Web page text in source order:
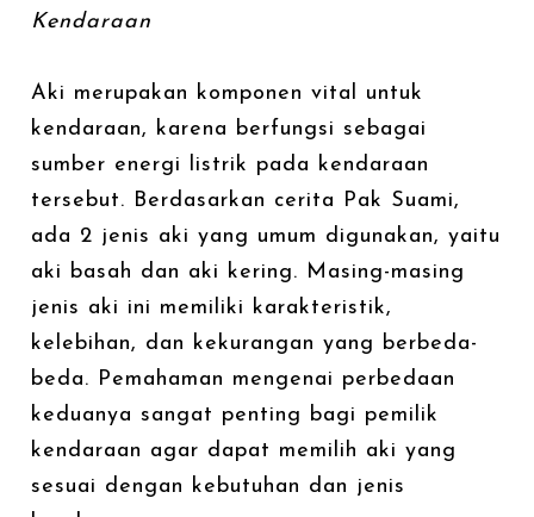
Kendaraan
Aki merupakan komponen vital untuk
kendaraan, karena berfungsi sebagai
sumber energi listrik pada kendaraan
tersebut. Berdasarkan cerita Pak Suami,
ada 2 jenis aki yang umum digunakan, yaitu
aki basah dan aki kering. Masing-masing
jenis aki ini memiliki karakteristik,
kelebihan, dan kekurangan yang berbeda-
beda. Pemahaman mengenai perbedaan
keduanya sangat penting bagi pemilik
kendaraan agar dapat memilih aki yang
sesuai dengan kebutuhan dan jenis